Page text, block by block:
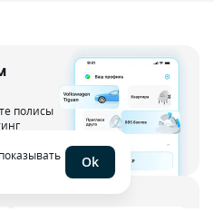
полисы
Ok